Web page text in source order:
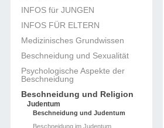
INFOS für JUNGEN
INFOS FÜR ELTERN
Medizinisches Grundwissen
Beschneidung und Sexualität
Psychologische Aspekte der
Beschneidung
Beschneidung und Religion
Judentum
Beschneidung und Judentum
Beschneidung im Judentum